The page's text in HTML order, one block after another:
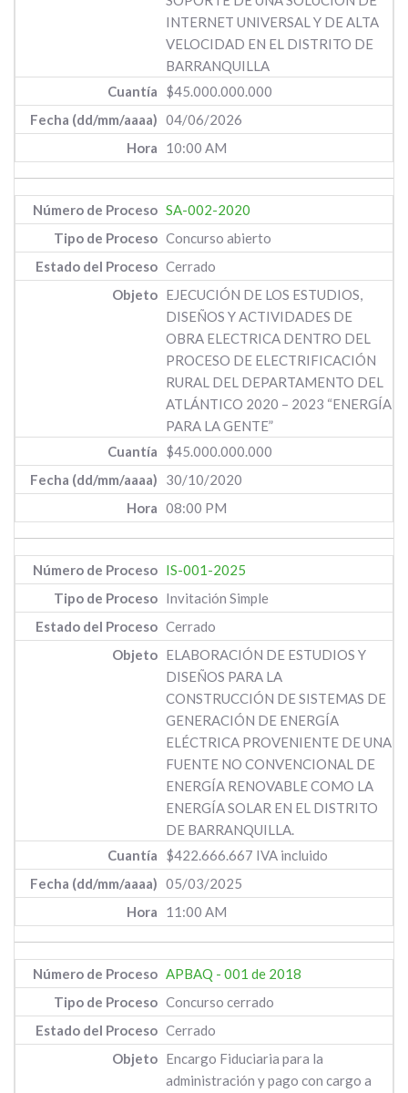
INTERNET UNIVERSAL Y DE ALTA
VELOCIDAD EN EL DISTRITO DE
BARRANQUILLA
$45.000.000.000
04/06/2026
10:00 AM
SA-002-2020
Concurso abierto
Cerrado
EJECUCIÓN DE LOS ESTUDIOS,
DISEÑOS Y ACTIVIDADES DE
OBRA ELECTRICA DENTRO DEL
PROCESO DE ELECTRIFICACIÓN
RURAL DEL DEPARTAMENTO DEL
ATLÁNTICO 2020 – 2023 “ENERGÍA
PARA LA GENTE”
$45.000.000.000
30/10/2020
08:00 PM
IS-001-2025
Invitación Simple
Cerrado
ELABORACIÓN DE ESTUDIOS Y
DISEÑOS PARA LA
CONSTRUCCIÓN DE SISTEMAS DE
GENERACIÓN DE ENERGÍA
ELÉCTRICA PROVENIENTE DE UNA
FUENTE NO CONVENCIONAL DE
ENERGÍA RENOVABLE COMO LA
ENERGÍA SOLAR EN EL DISTRITO
DE BARRANQUILLA.
$422.666.667 IVA incluido
05/03/2025
11:00 AM
APBAQ - 001 de 2018
Concurso cerrado
Cerrado
Encargo Fiduciaria para la
administración y pago con cargo a